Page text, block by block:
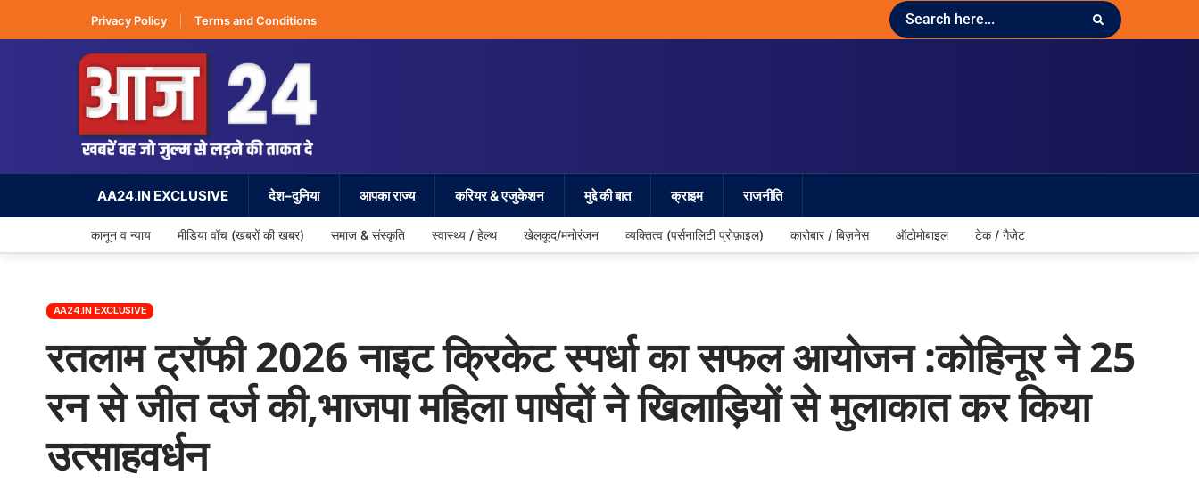
Privacy Policy Terms and Conditions
AA24.IN EXCLUSIVE देश–दुनिया आपका राज्य करियर & एजुकेशन मुद्दे की बात क्राइम राजनीति
कानून व न्याय मीडिया वॉच (खबरों की खबर) समाज & संस्कृति स्वास्थ्य / हेल्थ खेलकूद/मनोरंजन व्यक्तित्व (पर्सनालिटी प्रोफ़ाइल) कारोबार / बिज़नेस ऑटोमोबाइल टेक / गैजेट
AA24.IN EXCLUSIVE
रतलाम ट्रॉफी 2026 नाइट क्रिकेट स्पर्धा का सफल आयोजन :कोहिनूर ने 25
रन से जीत दर्ज की,भाजपा महिला पार्षदों ने खिलाड़ियों से मुलाकात कर किया
उत्साहवर्धन